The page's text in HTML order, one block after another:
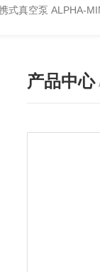
式真空泵 ALPHA-
产品中心